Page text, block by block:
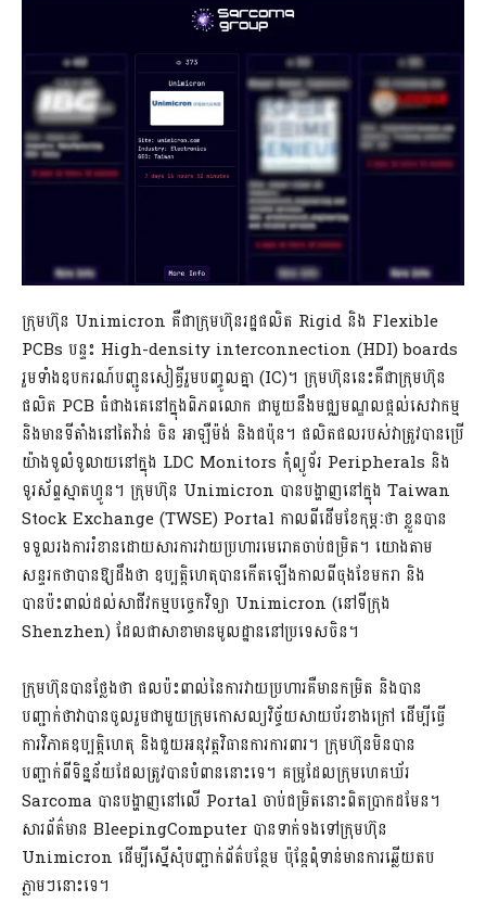
ក្រុមហ៊ុន Unimicron គឺជាក្រុមហ៊ុនរដ្ឋផលិត Rigid និង Flexible
PCBs បន្ទះ High-density interconnection (HDI) boards
រួមទាំងឧបករណ៍បញ្ជូនសៀគ្វីរួមបញ្ចូលគ្នា (IC)។ ក្រុមហ៊ុននេះគឺជាក្រុមហ៊ុន
ផលិត PCB ធំជាងគេនៅក្នុងពិភពលោក ជាមួយនឹងមជ្ឈមណ្ឌលផ្តល់សេវាកម្ម
និងមានទីតាំងនៅតៃវ៉ាន់ ចិន អាឡឺម៉ង់ និងជប៉ុន។ ផលិតផលរបស់វាត្រូវបានប្រើ
យ៉ាងទូលំទូលាយនៅក្នុង LDC Monitors កុំព្យូទ័រ Peripherals និង
ទូរស័ព្ទស្មាតហ្វូន។ ក្រុមហ៊ុន Unimicron បានបង្ហាញនៅក្នុង Taiwan
Stock Exchange (TWSE) Portal កាលពីដើមខែកុម្ភៈថា ខ្លួនបាន
ទទួលរងការរំខានដោយសារការវាយប្រហារមេរោគចាប់ជម្រិត។ យោងតាម
សន្ទរកថាបានឱ្យដឹងថា ឧប្បត្តិហេតុបានកើតឡើងកាលពីចុងខែមករា និង
បានប៉ះពាល់ដល់សាជីវកម្មបច្ចេកវិទ្យា Unimicron (នៅទីក្រុង
Shenzhen) ដែលជាសាខាមានមូលដ្ឋាននៅប្រទេសចិន។
ក្រុមហ៊ុនបានថ្លែងថា ផលប៉ះពាល់នៃការវាយប្រហារគឺមានកម្រិត និងបាន
បញ្ជាក់ថាវាបានចូលរួមជាមួយក្រុមកោសល្យវិច្ច័យសាយប័រខាងក្រៅ ដើម្បីធ្វើ
ការវិភាគឧប្បត្តិហេតុ និងជួយអនុវត្តវិធានការការពារ។ ក្រុមហ៊ុនមិនបាន
បញ្ជាក់ពីទិន្នន័យដែលត្រូវបានបំពាននោះទេ។ គម្រូដែលក្រុមហេគឃ័រ
Sarcoma បានបង្ហាញនៅលើ Portal ចាប់ជម្រិតនោះពិតប្រាកដមែន។
សារព័ត៌មាន BleepingComputer បានទាក់ទងទៅក្រុមហ៊ុន
Unimicron ដើម្បីស្នើសុំបញ្ជាក់ព័ត៌បន្ថែម ប៉ុន្តែពុំទាន់មានការឆ្លើយតប
ភ្លាមៗនោះទេ។